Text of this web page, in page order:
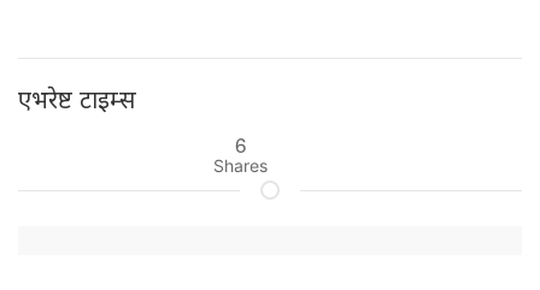
एभरेष्ट टाइम्स
6
Shares